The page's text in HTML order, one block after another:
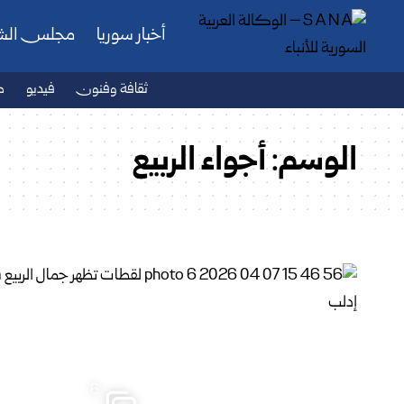
أخبار سوريا مجلس
ثقافة وفنون فيديو
الوسم:أجواء الربيع